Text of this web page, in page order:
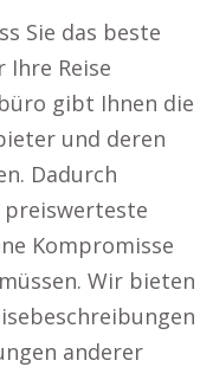
Sie das beste
Reise
gibt Ihnen die
und deren
Dadurch
Kompromisse
Wir bieten
anderer